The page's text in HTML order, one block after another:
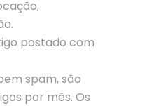
postado com
spam, são
por mês. Os